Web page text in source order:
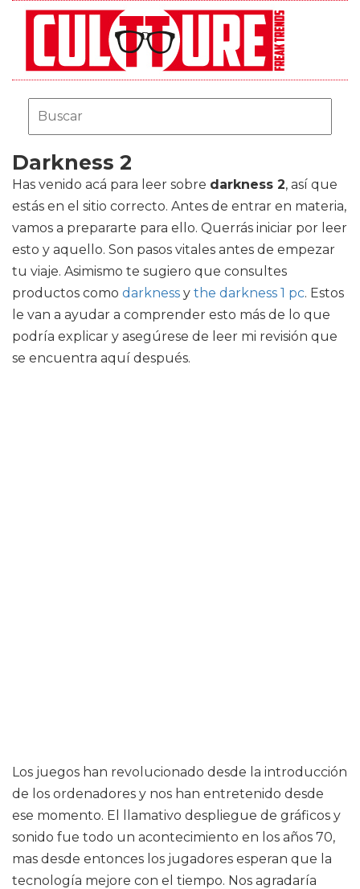
Darkness 2
Has venido acá para leer sobre darkness 2, así que
estás en el sitio correcto. Antes de entrar en materia,
vamos a prepararte para ello. Querrás iniciar por leer
esto y aquello. Son pasos vitales antes de empezar
tu viaje. Asimismo te sugiero que consultes
productos como darkness y the darkness 1 pc. Estos
le van a ayudar a comprender esto más de lo que
podría explicar y asegúrese de leer mi revisión que
se encuentra aquí después.
Los juegos han revolucionado desde la introducción
de los ordenadores y nos han entretenido desde
ese momento. El llamativo despliegue de gráficos y
sonido fue todo un acontecimiento en los años 70,
mas desde entonces los jugadores esperan que la
tecnología mejore con el tiempo. Nos agradaría